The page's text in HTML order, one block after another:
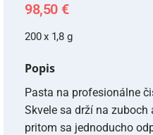
98,50 €
200 x 1,8 g
Popis
Pasta na profesionálne
Skvele sa drží na
pritom sa jednoducho